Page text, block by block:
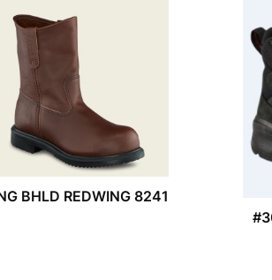
BHLD REDWING 8241